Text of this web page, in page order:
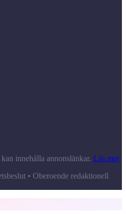
innehålla annonslänkar. Läs mer
• Oberoende redaktionell